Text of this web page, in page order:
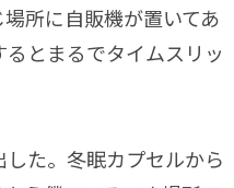
所に自販機が置いてあ
とまるでタイムスリッ
た。冬眠カプセルから